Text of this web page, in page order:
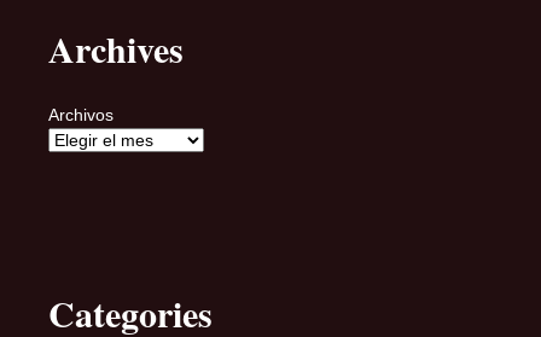
Archives
Archivos
Categories